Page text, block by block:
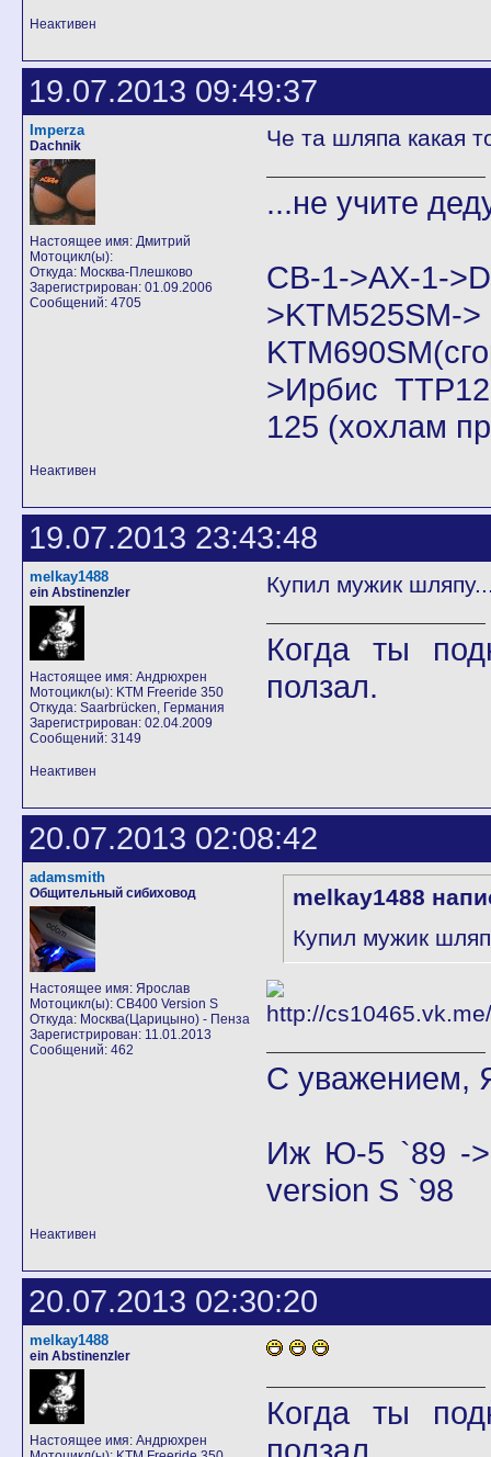
Неактивен
19.07.2013 09:49:37
Imperza
Dachnik
Настоящее имя: Дмитрий
Мотоцикл(ы):
Откуда: Москва-Плешково
Зарегистрирован: 01.09.2006
Сообщений: 4705
Че та шляпа какая
...не учите
CB-1->AX-
>KTM525SM->
>Ирбис
125 (хохлам
Неактивен
19.07.2013 23:43:48
melkay1488
ein Abstinenzler
Настоящее имя: Андрюхрен
Мотоцикл(ы): KTM Freeride 350
Откуда: Saarbrücken, Германия
Зарегистрирован: 02.04.2009
Сообщений: 3149
Купил мужик
Когда ты
ползал.
Неактивен
20.07.2013 02:08:42
adamsmith
Общительный сибиховод
Настоящее имя: Ярослав
Мотоцикл(ы): CB400 Version S
Откуда: Москва(Царицыно) - Пенза
Зарегистрирован: 11.01.2013
Сообщений: 462
melkay1488
Купил мужик
С уважением,
Иж Ю-5 `89 ->
version S `98
Неактивен
20.07.2013 02:30:20
melkay1488
ein Abstinenzler
Настоящее имя: Андрюхрен
Когда ты